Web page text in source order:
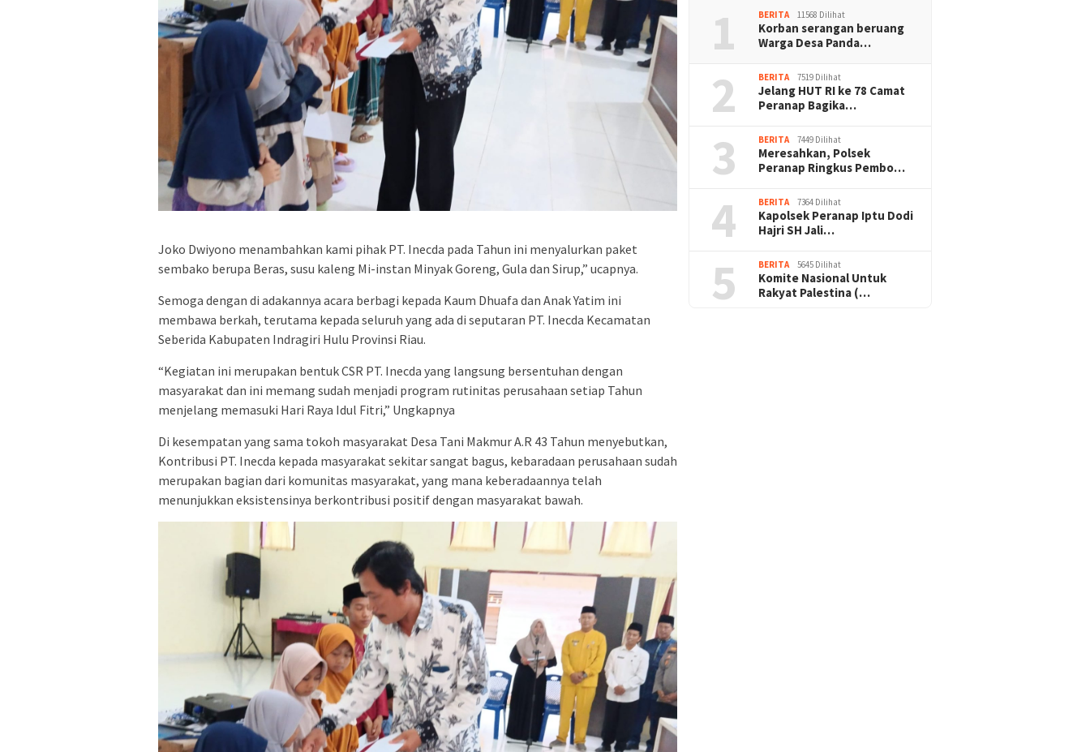
Joko Dwiyono menambahkan kami pihak PT. Inecda pada Tahun ini menyalurkan paket
sembako berupa Beras, susu kaleng Mi-instan Minyak Goreng, Gula dan Sirup,” ucapnya.
Semoga dengan di adakannya acara berbagi kepada Kaum Dhuafa dan Anak Yatim ini
membawa berkah, terutama kepada seluruh yang ada di seputaran PT. Inecda Kecamatan
Seberida Kabupaten Indragiri Hulu Provinsi Riau.
“Kegiatan ini merupakan bentuk CSR PT. Inecda yang langsung bersentuhan dengan
masyarakat dan ini memang sudah menjadi program rutinitas perusahaan setiap Tahun
menjelang memasuki Hari Raya Idul Fitri,” Ungkapnya
Di kesempatan yang sama tokoh masyarakat Desa Tani Makmur A.R 43 Tahun menyebutkan,
Kontribusi PT. Inecda kepada masyarakat sekitar sangat bagus, kebaradaan perusahaan sudah
merupakan bagian dari komunitas masyarakat, yang mana keberadaannya telah
menunjukkan eksistensinya berkontribusi positif dengan masyarakat bawah.
1 BERITA 11568 Dilihat
Korban serangan beruang
Warga Desa Panda…
2 BERITA 7519 Dilihat
Jelang HUT RI ke 78 Camat
Peranap Bagika…
3 BERITA 7449 Dilihat
Meresahkan, Polsek
Peranap Ringkus Pembo…
4 BERITA 7364 Dilihat
Kapolsek Peranap Iptu Dodi
Hajri SH Jali…
5 BERITA 5645 Dilihat
Komite Nasional Untuk
Rakyat Palestina (…